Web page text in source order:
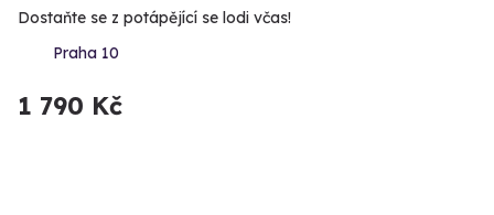
Dostaňte se z potápějící se lodi včas!
Praha 10
1 790 Kč